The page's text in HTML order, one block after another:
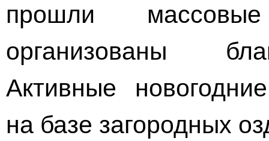
прошли
организованы
Активные
на базе загородных